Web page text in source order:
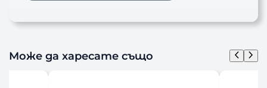
Може да харесате също